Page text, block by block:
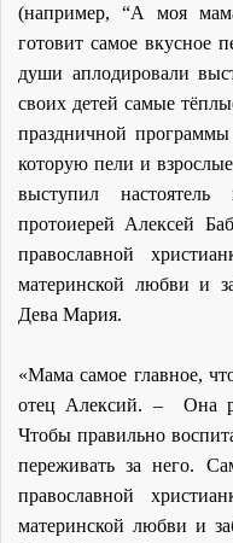
(например, “А моя
готовит самое вкусное
души аплодировали
своих детей самые
праздничной
которую пели и
выступил
протоиерей Алексей
православной
материнской любви и
Дева Мария.
«Мама самое главное,
отец Алексий. – Она
Чтобы правильно
переживать за него.
православной
материнской любви и